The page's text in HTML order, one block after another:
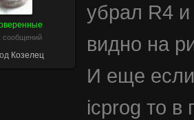
сообщений
Козелец
убрал R4 и
видно на
И еще
icprog то в